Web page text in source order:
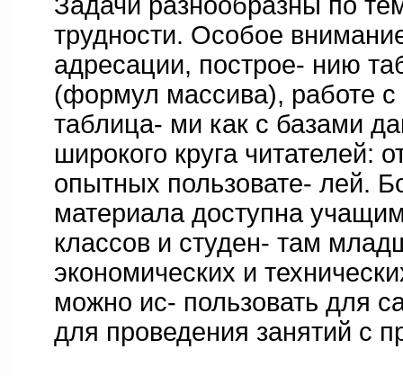
трудности. Особое
адресации, построе- нию
(формул массива), работе
таблица- ми как с базами
широкого круга читателей:
опытных пользовате- лей.
материала доступна
классов и студен- там
экономических и
можно ис- пользовать для
для проведения занятий с